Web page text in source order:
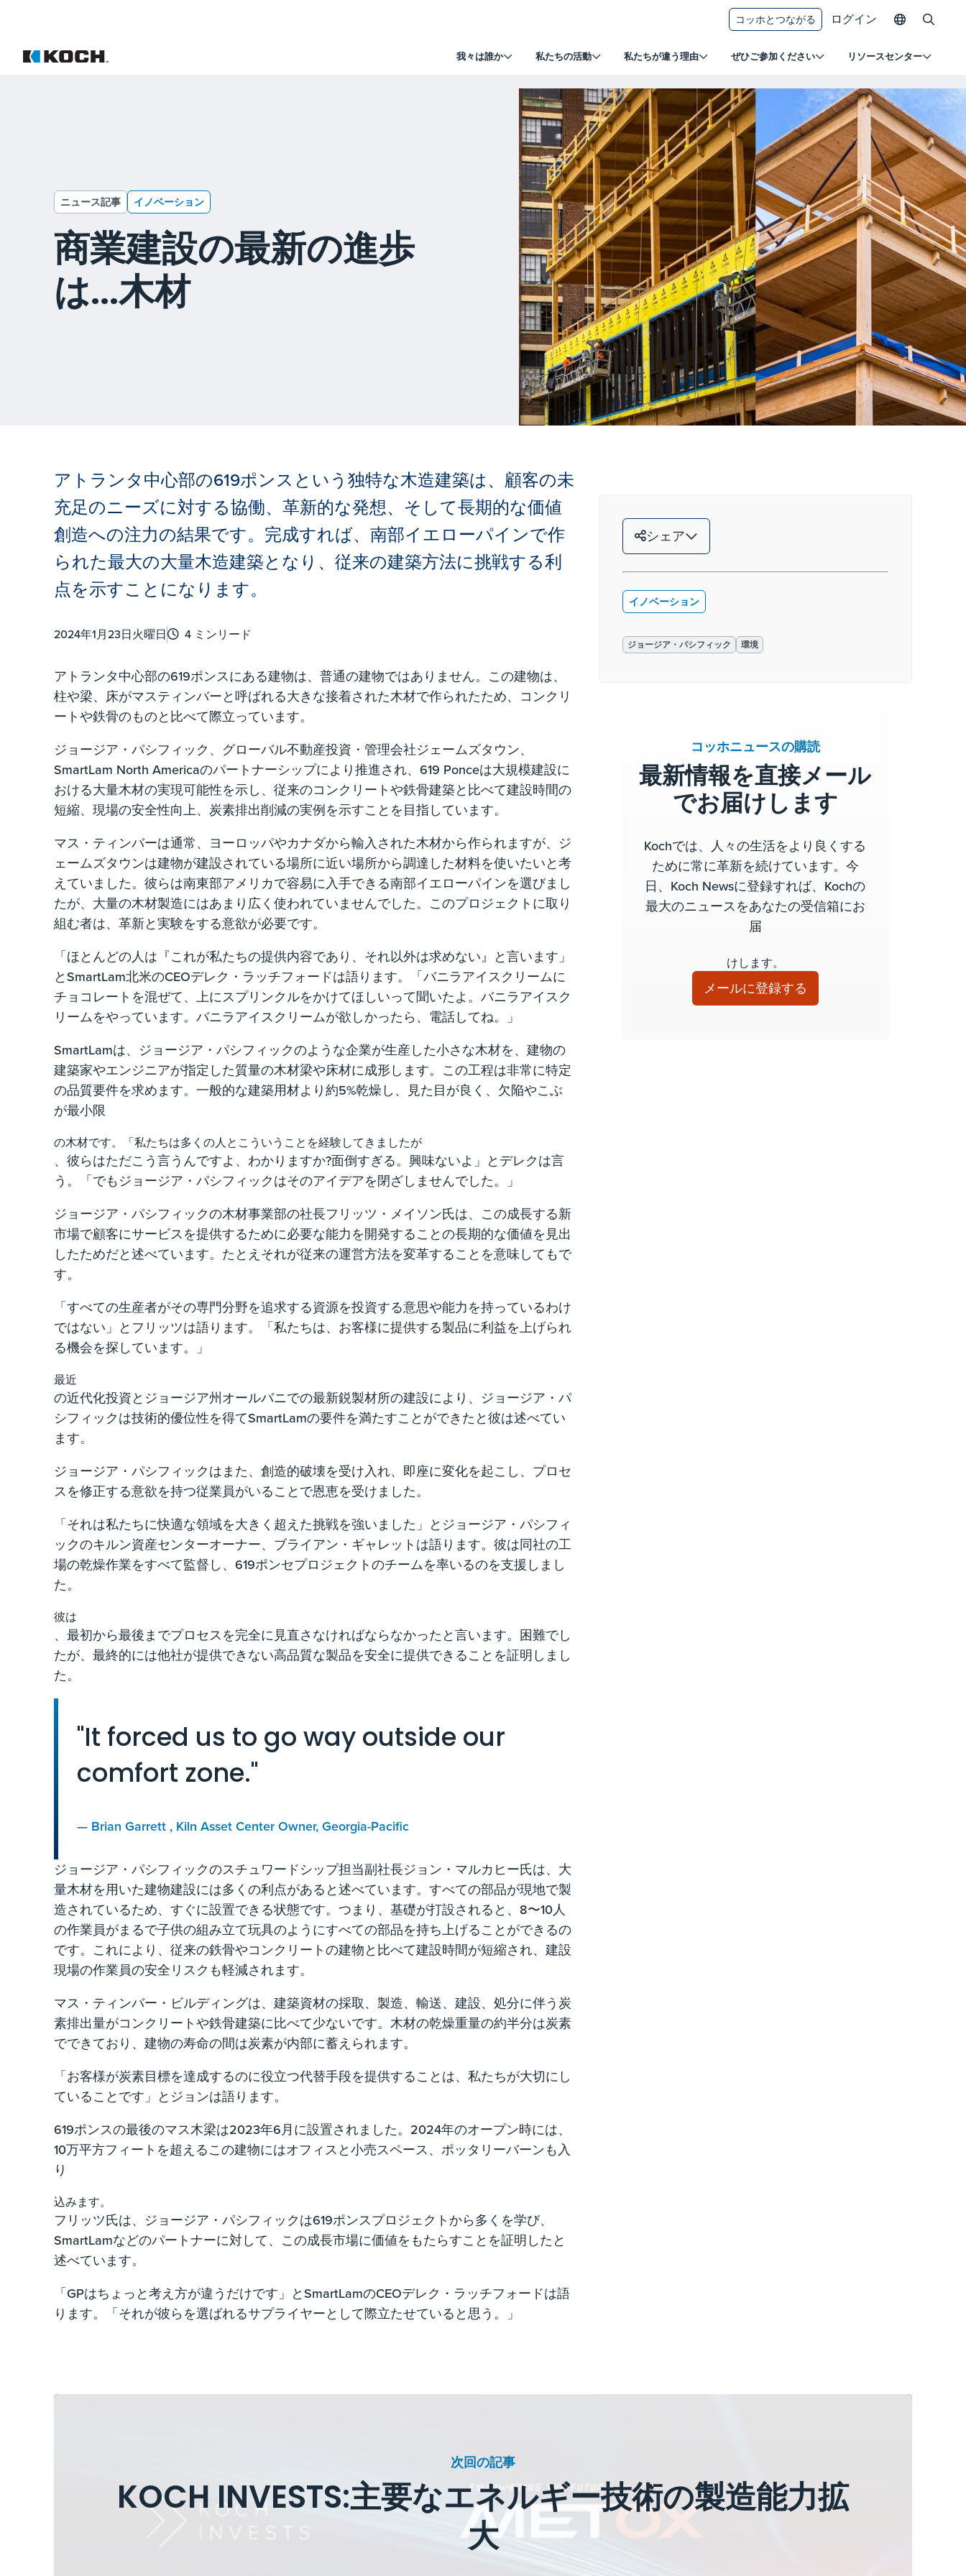
我々は誰か 私たちの活動 私たちが違う理由 ぜひご参加ください リソースセンター
コッホとつながる ログイン
ニュース記事 イノベーション
商業建設の最新の進歩
は...木材
アトランタ中心部の619ポンスという独特な木造建築は、顧客の未
充足のニーズに対する協働、革新的な発想、そして長期的な価値
創造への注力の結果です。完成すれば、南部イエローパインで作
られた最大の大量木造建築となり、従来の建築方法に挑戦する利
点を示すことになります。
2024年1月23日火曜日 4 ミンリード
アトランタ中心部の619ポンスにある建物は、普通の建物ではありません。この建物は、
柱や梁、床がマスティンバーと呼ばれる大きな接着された木材で作られたため、コンクリ
ートや鉄骨のものと比べて際立っています。
ジョージア・パシフィック、グローバル不動産投資・管理会社ジェームズタウン、
SmartLam North Americaのパートナーシップにより推進され、619 Ponceは大規模建設に
おける大量木材の実現可能性を示し、従来のコンクリートや鉄骨建築と比べて建設時間の
短縮、現場の安全性向上、炭素排出削減の実例を示すことを目指しています。
マス・ティンバーは通常、ヨーロッパやカナダから輸入された木材から作られますが、ジ
ェームズタウンは建物が建設されている場所に近い場所から調達した材料を使いたいと考
えていました。彼らは南東部アメリカで容易に入手できる南部イエローパインを選びまし
たが、大量の木材製造にはあまり広く使われていませんでした。このプロジェクトに取り
組む者は、革新と実験をする意欲が必要です。
「ほとんどの人は『これが私たちの提供内容であり、それ以外は求めない』と言います」
とSmartLam北米のCEOデレク・ラッチフォードは語ります。「バニラアイスクリームに
チョコレートを混ぜて、上にスプリンクルをかけてほしいって聞いたよ。バニラアイスク
リームをやっています。バニラアイスクリームが欲しかったら、電話してね。」
SmartLamは、ジョージア・パシフィックのような企業が生産した小さな木材を、建物の
建築家やエンジニアが指定した質量の木材梁や床材に成形します。この工程は非常に特定
の品質要件を求めます。一般的な建築用材より約5%乾燥し、見た目が良く、欠陥やこぶ
が最小限
の木材です。「私たちは多くの人とこういうことを経験してきましたが
、彼らはただこう言うんですよ、わかりますか?面倒すぎる。興味ないよ」とデレクは言
う。「でもジョージア・パシフィックはそのアイデアを閉ざしませんでした。」
ジョージア・パシフィックの木材事業部の社長フリッツ・メイソン氏は、この成長する新
市場で顧客にサービスを提供するために必要な能力を開発することの長期的な価値を見出
したためだと述べています。たとえそれが従来の運営方法を変革することを意味してもで
す。
「すべての生産者がその専門分野を追求する資源を投資する意思や能力を持っているわけ
ではない」とフリッツは語ります。「私たちは、お客様に提供する製品に利益を上げられ
る機会を探しています。」
最近
の近代化投資とジョージア州オールバニでの最新鋭製材所の建設により、ジョージア・パ
シフィックは技術的優位性を得てSmartLamの要件を満たすことができたと彼は述べてい
ます。
ジョージア・パシフィックはまた、創造的破壊を受け入れ、即座に変化を起こし、プロセ
スを修正する意欲を持つ従業員がいることで恩恵を受けました。
「それは私たちに快適な領域を大きく超えた挑戦を強いました」とジョージア・パシフィ
ックのキルン資産センターオーナー、ブライアン・ギャレットは語ります。彼は同社の工
場の乾燥作業をすべて監督し、619ポンセプロジェクトのチームを率いるのを支援しまし
た。
彼は
、最初から最後までプロセスを完全に見直さなければならなかったと言います。困難でし
たが、最終的には他社が提供できない高品質な製品を安全に提供できることを証明しまし
た。
"It forced us to go way outside our
comfort zone."
— Brian Garrett , Kiln Asset Center Owner, Georgia-Pacific
ジョージア・パシフィックのスチュワードシップ担当副社長ジョン・マルカヒー氏は、大
量木材を用いた建物建設には多くの利点があると述べています。すべての部品が現地で製
造されているため、すぐに設置できる状態です。つまり、基礎が打設されると、8〜10人
の作業員がまるで子供の組み立て玩具のようにすべての部品を持ち上げることができるの
です。これにより、従来の鉄骨やコンクリートの建物と比べて建設時間が短縮され、建設
現場の作業員の安全リスクも軽減されます。
マス・ティンバー・ビルディングは、建築資材の採取、製造、輸送、建設、処分に伴う炭
素排出量がコンクリートや鉄骨建築に比べて少ないです。木材の乾燥重量の約半分は炭素
でできており、建物の寿命の間は炭素が内部に蓄えられます。
「お客様が炭素目標を達成するのに役立つ代替手段を提供することは、私たちが大切にし
ていることです」とジョンは語ります。
619ポンスの最後のマス木梁は2023年6月に設置されました。2024年のオープン時には、
10万平方フィートを超えるこの建物にはオフィスと小売スペース、ポッタリーバーンも入
り
込みます。
フリッツ氏は、ジョージア・パシフィックは619ポンスプロジェクトから多くを学び、
SmartLamなどのパートナーに対して、この成長市場に価値をもたらすことを証明したと
述べています。
「GPはちょっと考え方が違うだけです」とSmartLamのCEOデレク・ラッチフォードは語
ります。「それが彼らを選ばれるサプライヤーとして際立たせていると思う。」
シェア
イノベーション
ジョージア・パシフィック 環境
コッホニュースの購読
最新情報を直接メール
でお届けします
Kochでは、人々の生活をより良くする
ために常に革新を続けています。今
日、Koch Newsに登録すれば、Kochの
最大のニュースをあなたの受信箱にお
届
けします。
メールに登録する
次回の記事
KOCH INVESTS:主要なエネルギー技術の製造能力拡
大